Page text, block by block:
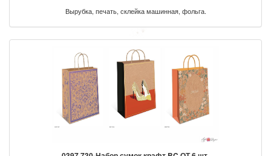
Вырубка, печать, склейка машинная, фольга.